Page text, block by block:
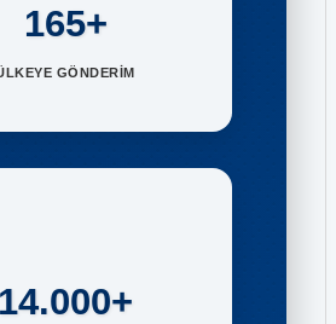
165+
GÖNDERİM
14.000+